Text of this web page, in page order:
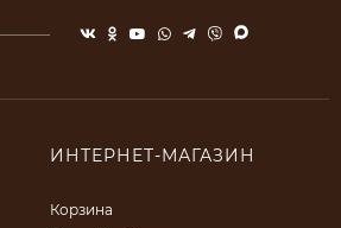
ИНТЕРНЕТ-МАГАЗИН
Корзина